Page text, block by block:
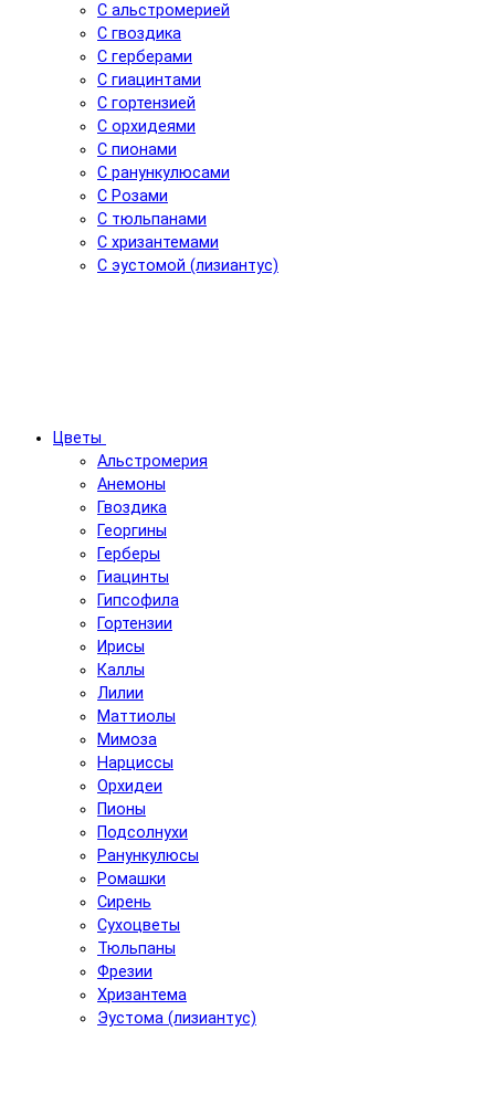
С альстромерией
С гвоздика
С герберами
С гиацинтами
С гортензией
С орхидеями
С пионами
С ранункулюсами
С Розами
С тюльпанами
С хризантемами
С эустомой (лизиантус)
Цветы
Альстромерия
Анемоны
Гвоздика
Георгины
Герберы
Гиацинты
Гипсофила
Гортензии
Ирисы
Каллы
Лилии
Маттиолы
Мимоза
Нарциссы
Орхидеи
Пионы
Подсолнухи
Ранункулюсы
Ромашки
Сирень
Сухоцветы
Тюльпаны
Фрезии
Хризантема
Эустома (лизиантус)